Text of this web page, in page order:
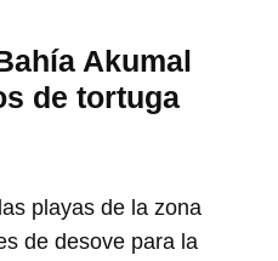
Akumal
de tortuga
playas de la zona
de desove para la